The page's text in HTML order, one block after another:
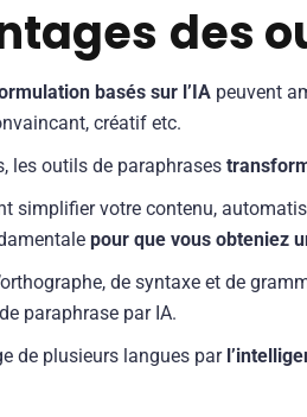
des
basés sur l’IA peuvent
créatif etc.
les outils de paraphrases
simplifier votre contenu,
pour que vous obteniez
de syntaxe et de
paraphrase par IA.
de plusieurs langues par